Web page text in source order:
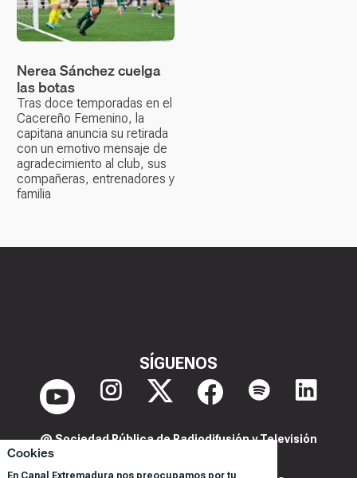
Cookies
En Canal Extremadura nos preocupamos por tu
Nerea Sánchez cuelga
las botas
Tras doce temporadas en el
Cacereño Femenino, la
capitana anuncia su retirada
con un emotivo mensaje de
agradecimiento al club, sus
compañeras, entrenadores y
familia
SÍGUENOS
@ Sociedad Pública de Radiodifusión y Televisión